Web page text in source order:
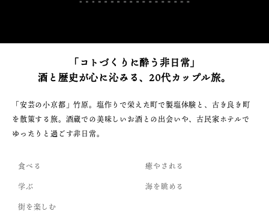
「コトづくりに酔う非日常」
酒と歴史が心に沁みる、20代カップル旅。
「安芸の小京都」竹原。塩作りで栄えた町で製塩体験と、古き良き町
を散策する旅。酒蔵での美味しいお酒との出会いや、古民家ホテルで
ゆったりと過ごす非日常。
食べる
癒やされる
学ぶ
海を眺める
街を楽しむ